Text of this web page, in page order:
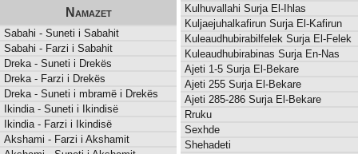
Namazet
Sabahi - Suneti i Sabahit
Sabahi - Farzi i Sabahit
Dreka - Suneti i Drekës
Dreka - Farzi i Drekës
Dreka - Suneti i mbramë i Drekës
Ikindia - Suneti i Ikindisë
Ikindia - Farzi i Ikindisë
Akshami - Farzi i Akshamit
Kulhuvallahi Surja El-Ihlas
Kuljaejuhalkafirun Surja El-Kafirun
Kuleaudhubirabilfelek Surja El-Felek
Kuleaudhubirabinas Surja En-Nas
Ajeti 1-5 Surja El-Bekare
Ajeti 255 Surja El-Bekare
Ajeti 285-286 Surja El-Bekare
Rruku
Sexhde
Shehadeti